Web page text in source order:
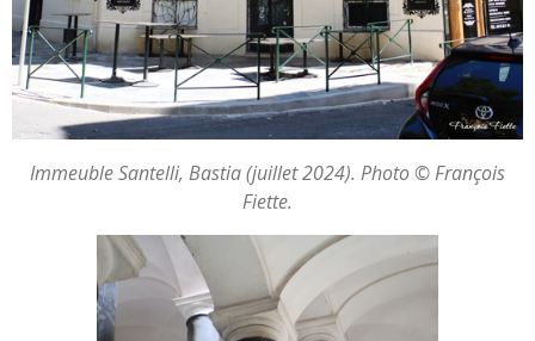
Immeuble Santelli, Bastia (juillet 2024). Photo © François
Fiette.